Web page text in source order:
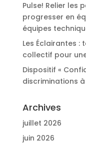
Pulse! Relier les
progresser en
équipes
Les Éclairantes :
collectif pour
Dispositif «
discriminations à
Archives
juillet 2026
juin 2026